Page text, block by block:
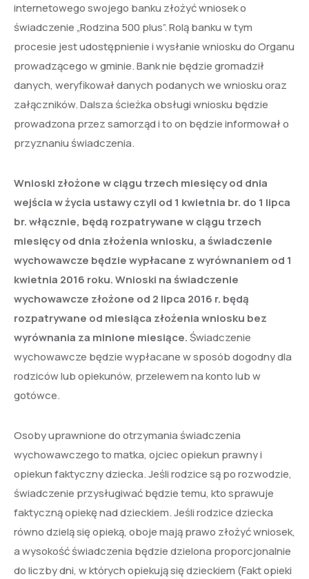
internetowego swojego banku złożyć wniosek o
świadczenie „Rodzina 500 plus”. Rolą banku w tym
procesie jest udostępnienie i wysłanie wniosku do Organu
prowadzącego w gminie. Bank nie będzie gromadził
danych, weryfikował danych podanych we wniosku oraz
załączników. Dalsza ścieżka obsługi wniosku będzie
prowadzona przez samorząd i to on będzie informował o
przyznaniu świadczenia.
Wnioski złożone w ciągu trzech miesięcy od dnia
wejścia w życia ustawy czyli od 1 kwietnia br. do 1 lipca
br. włącznie, będą rozpatrywane w ciągu trzech
miesięcy od dnia złożenia wniosku, a świadczenie
wychowawcze będzie wypłacane z wyrównaniem od 1
kwietnia 2016 roku. Wnioski na świadczenie
wychowawcze złożone od 2 lipca 2016 r. będą
rozpatrywane od miesiąca złożenia wniosku bez
wyrównania za minione miesiące.Świadczenie
wychowawcze będzie wypłacane w sposób dogodny dla
rodziców lub opiekunów, przelewem na konto lub w
gotówce.
Osoby uprawnione do otrzymania świadczenia
wychowawczego to matka, ojciec opiekun prawny i
opiekun faktyczny dziecka. Jeśli rodzice są po rozwodzie,
świadczenie przysługiwać będzie temu, kto sprawuje
faktyczną opiekę nad dzieckiem. Jeśli rodzice dziecka
równo dzielą się opieką, oboje mają prawo złożyć wniosek,
a wysokość świadczenia będzie dzielona proporcjonalnie
do liczby dni, w których opiekują się dzieckiem (Fakt opieki